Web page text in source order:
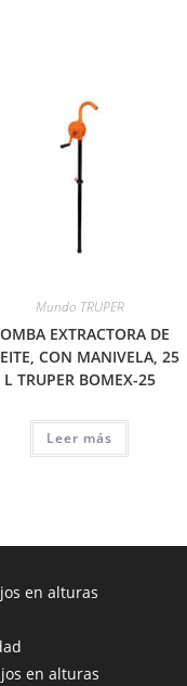
Mundo TRUPER
EXTRACTORA DE
CON MANIVELA, 25
L TRUPER BOMEX-25
Leer más
en alturas
en alturas